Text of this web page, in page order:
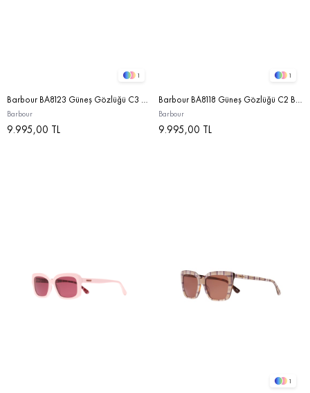
1
Barbour BA8123 Güneş Gözlüğü C3 Dark Tortoise/Brown
Barbour
9.995,00 TL
1
Barbour BA8118 Güneş Gözlüğü C2 Black With Primrose Hessian Tartan/Brown
Barbour
9.995,00 TL
1